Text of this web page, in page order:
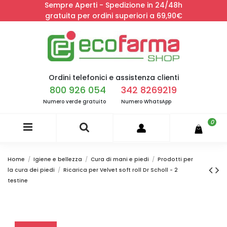
Sempre Aperti - Spedizione in 24/48h
gratuita per ordini superiori a 69,90€
Ordini telefonici e assistenza clienti
800 926 054
Numero verde gratuito
342 8269219
Numero WhatsApp
0
Home Igiene e bellezza Cura di mani e piedi
Prodotti per
la cura dei piedi
Ricarica per Velvet soft roll Dr Scholl - 2
testine